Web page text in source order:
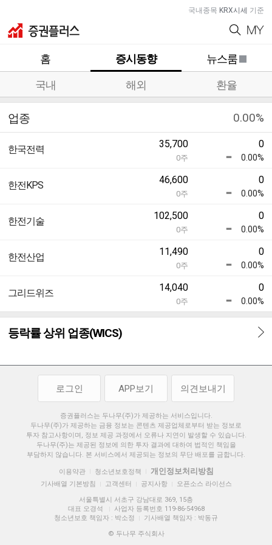
국내종목 KRX시세 기준
홈 증시동향 뉴스룸
국내 해외 환율
업종 0.00%
한국전력 35,700
0주
0
0.00%
한전KPS 46,600
0주
0
0.00%
한전기술 102,500
0주
0
0.00%
한전산업 11,490
0주
0
0.00%
그리드위즈 14,040
0주
0
0.00%
등락률 상위 업종(WICS)
로그인 APP보기 의견보내기
증권플러스는 두나무(주)가 제공하는 서비스입니다.
두나무(주)가 제공하는 금융 정보는 콘텐츠 제공업체로부터 받는 정보로
투자 참고사항이며, 정보 제공 과정에서 오류나 지연이 발생할 수 있습니다.
두나무(주)는 제공된 정보에 의한 투자 결과에 대하여 법적인 책임을
부담하지 않습니다. 본 서비스에서 제공되는 정보의 무단 배포를 금합니다.
이용약관 청소년보호정책 개인정보처리방침
기사배열 기본방침 고객센터 공지사항
오픈소스 라이선스
서울특별시 서초구 강남대로 369, 15층
대표 오경석
사업자 등록번호 119-86-54968
청소년보호 책임자 : 박소정
기사배열 책임자 : 박동규
© 두나무 주식회사